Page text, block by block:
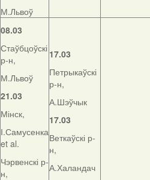
М.Львоў
08.03
Стаўбцоўскі
р-н,
М.Львоў
21.03
Мінск,
І.Самусенка
et al.
Чэрвенскі р-
н,
17.03
Петрыкаўскі
р-н,
А.Шэўчык
17.03
Веткаўскі р-
н,
А.Халандач